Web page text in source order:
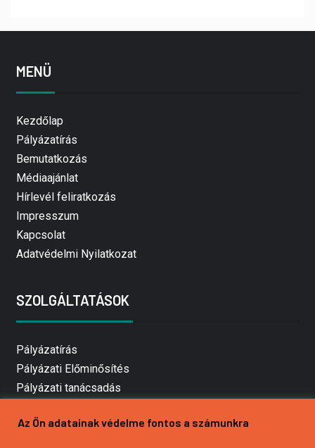
MENÜ
Kezdőlap
Pályázatírás
Bemutatkozás
Médiaajánlat
Hírlevél feliratkozás
Impresszum
Kapcsolat
Adatvédelmi Nyilatkozat
SZOLGÁLTATÁSOK
Pályázatírás
Pályázati Előminősítés
Pályázati tanácsadás
Mezőgazdasági pályázatírás
Az Ön adatainak védelme fontos a számunkra